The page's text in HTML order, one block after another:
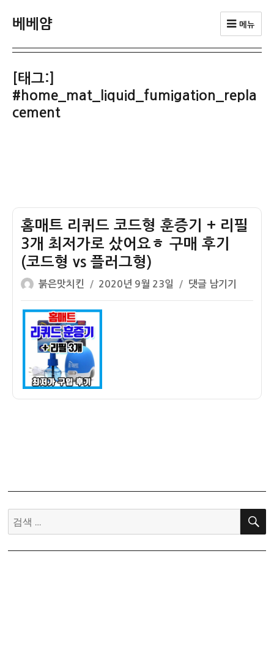
베베얌 메뉴
[태그:]
#home_mat_liquid_fumigation_repla
cement
홈매트 리퀴드 코드형 훈증기 + 리필
3개 최저가로 샀어요ㅎ 구매 후기
(코드형 vs 플러그형)
글
쓴
이
붉은맛치킨
작
성
일
2020년 9월 23일
홈
매
댓글 남기기
검
색:
검